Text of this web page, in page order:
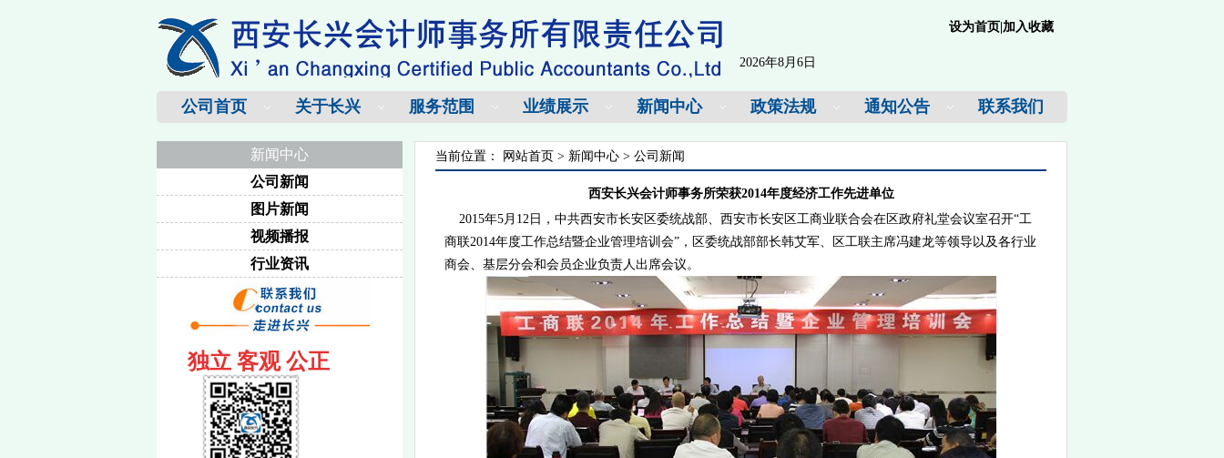
设为首页 加入收藏
2026年8月6日
公司首页 关于长兴 服务范围 业绩展示 新闻中心 政策法规 通知公告 联系我们
新闻中心
公司新闻
图片新闻
视频播报
行业资讯
独立 客观 公正
当前位置： 网站首页 > 新闻中心 > 公司新闻
西安长兴会计师事务所荣获2014年度经济工作先进单位
2015年5月 12 日，中共西安市长安区委统战部、西安市长安区工商业联合会在区政府礼堂会议室召开“工
商联2014年度工作总结暨企业管理培训会”，区委统战部部长韩艾军、区工联主席冯建龙等领导以及各行业
商会、基层分会和会员企业负责人出席会议。